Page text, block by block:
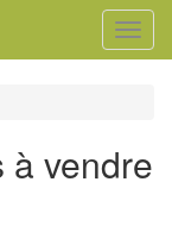
à vendre